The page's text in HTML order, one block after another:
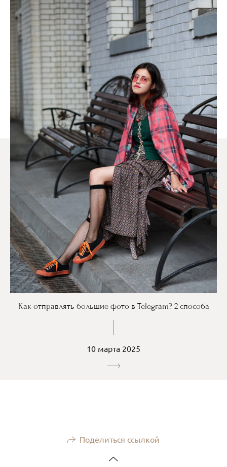
Как отправлять большие фото в Telegram? 2 способа
10 марта 2025
Поделиться ссылкой